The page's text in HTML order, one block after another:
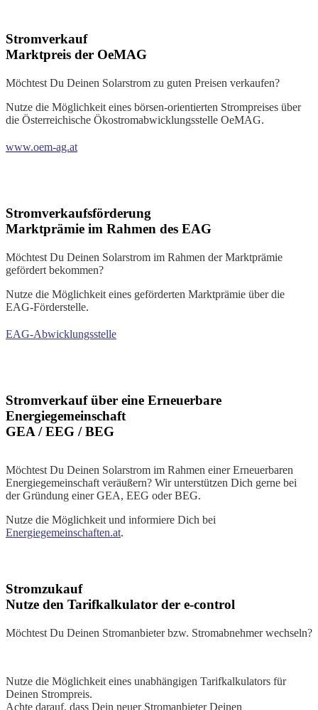
Stromverkauf
Marktpreis der OeMAG
Möchtest Du Deinen Solarstrom zu guten Preisen verkaufen?
Nutze die Möglichkeit eines börsen-orientierten Strompreises über
die Österreichische Ökostromabwicklungsstelle OeMAG.
www.oem-ag.at
Stromverkaufsförderung
Marktprämie im Rahmen des EAG
Möchtest Du Deinen Solarstrom im Rahmen der Marktprämie
gefördert bekommen?
Nutze die Möglichkeit eines geförderten Marktprämie über die
EAG-Förderstelle.
EAG-Abwicklungsstelle
Stromverkauf über eine Erneuerbare
Energiegemeinschaft
GEA / EEG / BEG
Möchtest Du Deinen Solarstrom im Rahmen einer Erneuerbaren
Energiegemeinschaft veräußern? Wir unterstützen Dich gerne bei
der Gründung einer GEA, EEG oder BEG.
Nutze die Möglichkeit und informiere Dich bei
Energiegemeinschaften.at.
Stromzukauf
Nutze den Tarifkalkulator der e-control
Möchtest Du Deinen Stromanbieter bzw. Stromabnehmer wechseln?
Nutze die Möglichkeit eines unabhängigen Tarifkalkulators für
Deinen Strompreis.
Achte darauf, dass Dein neuer Stromanbieter Deinen